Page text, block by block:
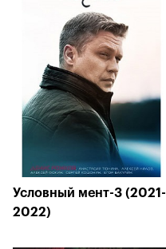
Условный мент-3 (2021-
2022)